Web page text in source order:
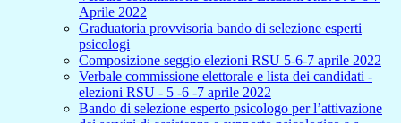
Aprile 2022
Graduatoria provvisoria bando di selezione esperti
psicologi
Composizione seggio elezioni RSU 5-6-7 aprile 2022
Verbale commissione elettorale e lista dei candidati -
elezioni RSU - 5 -6 -7 aprile 2022
Bando di selezione esperto psicologo per l’attivazione